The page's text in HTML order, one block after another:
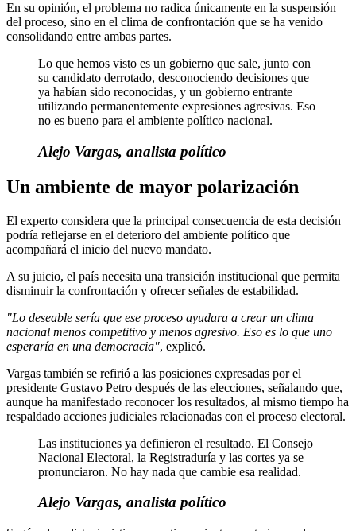
En su opinión, el problema no radica únicamente en la suspensión
del proceso, sino en el clima de confrontación que se ha venido
consolidando entre ambas partes.
Lo que hemos visto es un gobierno que sale, junto con
su candidato derrotado, desconociendo decisiones que
ya habían sido reconocidas, y un gobierno entrante
utilizando permanentemente expresiones agresivas. Eso
no es bueno para el ambiente político nacional.
Alejo Vargas, analista político
Un ambiente de mayor polarización
El experto considera que la principal consecuencia de esta decisión
podría reflejarse en el deterioro del ambiente político que
acompañará el inicio del nuevo mandato.
A su juicio, el país necesita una transición institucional que permita
disminuir la confrontación y ofrecer señales de estabilidad.
"Lo deseable sería que ese proceso ayudara a crear un clima
nacional menos competitivo y menos agresivo. Eso es lo que uno
esperaría en una democracia", explicó.
Vargas también se refirió a las posiciones expresadas por el
presidente Gustavo Petro después de las elecciones, señalando que,
aunque ha manifestado reconocer los resultados, al mismo tiempo ha
respaldado acciones judiciales relacionadas con el proceso electoral.
Las instituciones ya definieron el resultado. El Consejo
Nacional Electoral, la Registraduría y las cortes ya se
pronunciaron. No hay nada que cambie esa realidad.
Alejo Vargas, analista político